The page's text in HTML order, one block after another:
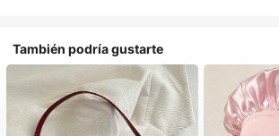
También podría gustarte